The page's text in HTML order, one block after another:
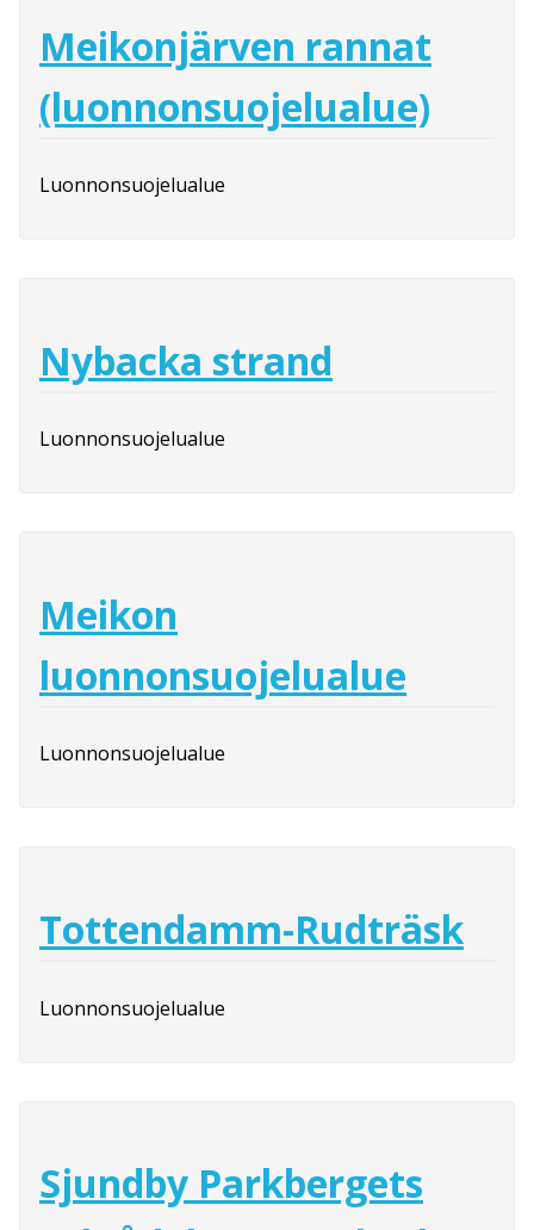
Meikonjärven rannat
(luonnonsuojelualue)
Luonnonsuojelualue
Nybacka strand
Luonnonsuojelualue
Meikon
luonnonsuojelualue
Luonnonsuojelualue
Tottendamm-Rudträsk
Luonnonsuojelualue
Sjundby Parkbergets